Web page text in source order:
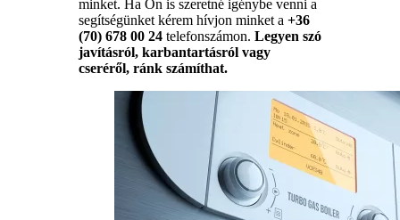
minket. Ha Ön is szeretné igénybe venni a
segítségünket kérem hívjon minket a +36
(70) 678 00 24 telefonszámon. Legyen szó
javításról, karbantartásról vagy
cseréről, ránk számíthat.